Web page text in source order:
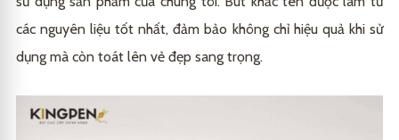
các nguyên liệu tốt nhất, đảm bảo không chỉ hiệu quả khi sử
dụng mà còn toát lên vẻ đẹp sang trọng.